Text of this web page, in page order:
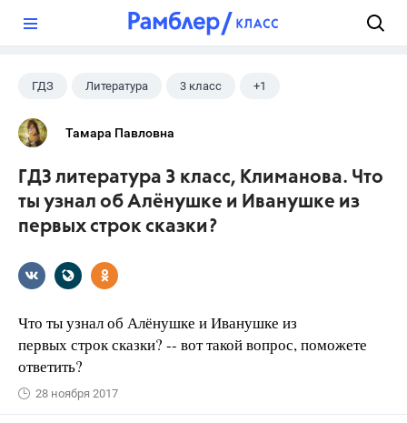
ГДЗ Литература 3 класс +1
Климанова Л.Ф.
Тамара Павловна
ГДЗ литература 3 класс, Климанова. Что
ты узнал об Алёнушке и Иванушке из
первых строк сказки?
Что ты узнал об Алёнушке и Иванушке из
первых строк сказки? -- вот такой вопрос, поможете
ответить?
28 ноября 2017